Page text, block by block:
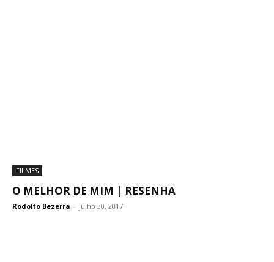
FILMES
O MELHOR DE MIM | RESENHA
Rodolfo Bezerra - julho 30, 2017